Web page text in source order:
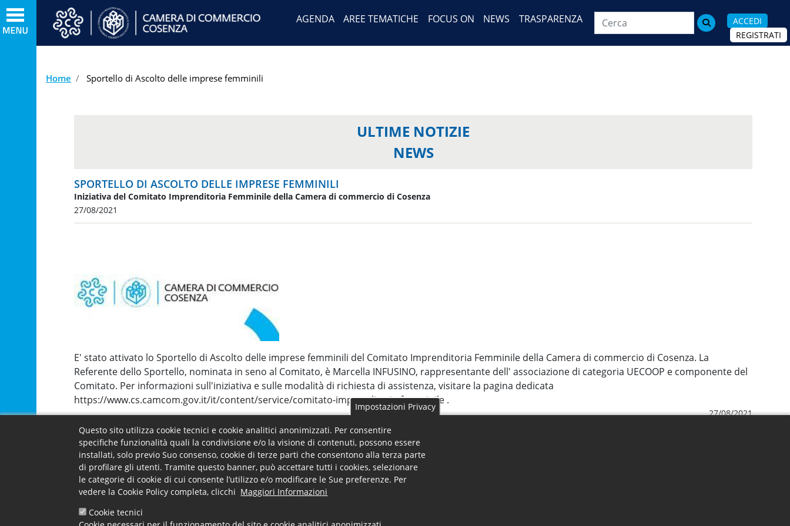
al
principale
AGENDA AREE TEMATICHE FOCUS ON NEWS TRASPARENZA 
ACCEDI
REGISTRATI
Home Sportello di Ascolto delle imprese femminili
ULTIME NOTIZIE
NEWS
SPORTELLO DI ASCOLTO DELLE IMPRESE FEMMINILI
Iniziativa del Comitato Imprenditoria Femminile della Camera di commercio di Cosenza
27/08/2021
E' stato attivato lo Sportello di Ascolto delle imprese femminili del Comitato Imprenditoria Femminile della Camera di commercio di Cosenza. La
Referente dello Sportello, nominata in seno al Comitato, è Marcella INFUSINO, rappresentante dell' associazione di categoria UECOOP e componente del
Comitato. Per informazioni sull'iniziativa e sulle modalità di richiesta di assistenza, visitare la pagina dedicata
https://www.cs.camcom.gov.it/it/content/service/comitato-imprenditoria-femminile .
27/08/2021
Facebook
X Email
Footer menu
Contatti e uffici
Camera - Footer Menu
La Camera
Carta dei Servizi
Contatti e orari
Impostazioni Privacy
Questo sito utilizza cookie tecnici e cookie analitici anonimizzati. Per consentire
specifiche funzionalità quali la condivisione e/o la visione di contenuti, possono essere
installati, solo previo Suo consenso, cookie di terze parti che consentono alla terza parte
di profilare gli utenti. Tramite questo banner, può accettare tutti i cookies, selezionare
le categorie di cookie di cui consente l’utilizzo e/o modificare le Sue preferenze. Per
vedere la Cookie Policy completa, clicchi Maggiori Informazioni
Cookie tecnici